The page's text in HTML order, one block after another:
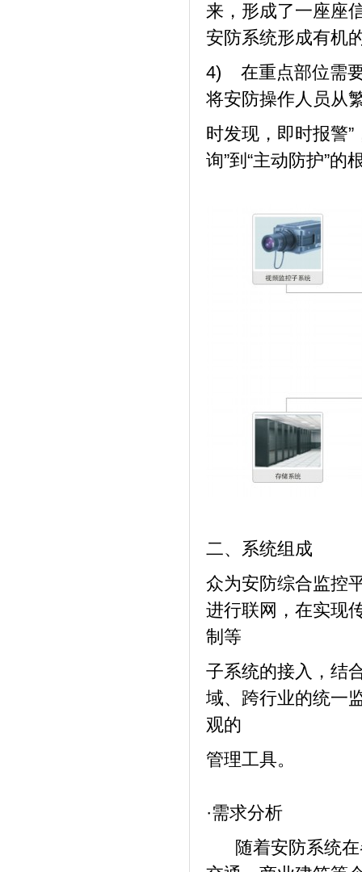
来，形成了一座座
安防系统形成有机
4) 在重点部位需要
将安防操作人员从
时发现，即时报警
询”到“主动防护”
二、系统组成
众为安防综合监控
进行联网，在实现
制等
子系统的接入，结
域、跨行业的统一
观的
管理工具。
·需求分析
随着安防系统在